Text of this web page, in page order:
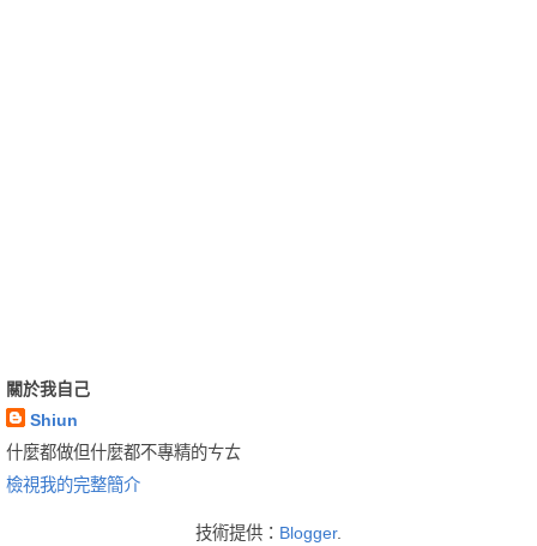
關於我自己
Shiun
什麼都做但什麼都不專精的ㄘㄊ
檢視我的完整簡介
技術提供： Blogger.